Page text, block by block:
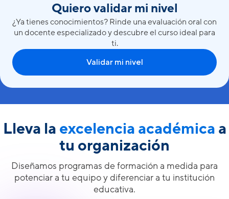
Quiero validar mi nivel
¿Ya tienes conocimientos? Rinde una evaluación oral con
un docente especializado y descubre el curso ideal para
ti.
Validar mi nivel
Lleva la excelencia académica a
tu organización
Diseñamos programas de formación a medida para
potenciar a tu equipo y diferenciar a tu institución
educativa.